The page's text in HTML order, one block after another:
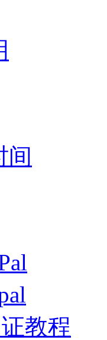
间
教程